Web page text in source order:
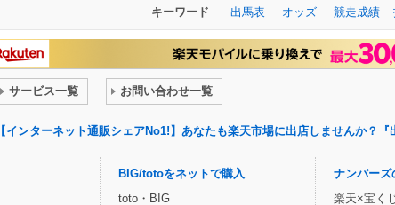
キーワード 出馬表 オッズ 競走成績
サービス一覧 お問い合わせ一覧
【インターネット通販シェアNo1!】あなたも楽天市場に出店しませんか？
BIG/totoをネットで購入
toto・BIG
ナンバーズ
楽天×宝く